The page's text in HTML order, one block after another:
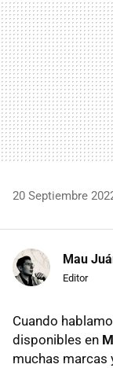
20 Septiembre
Mau
Editor
Cuando
disponibles en
muchas marcas